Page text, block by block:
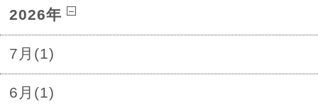
2026年
7月(1)
6月(1)